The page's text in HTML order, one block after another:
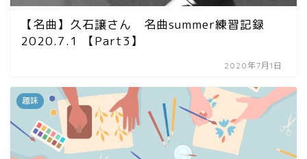
【名曲】久石譲さん 名曲summer練習記録
2020.7.1 【Part3】
2020年7月1日
趣味